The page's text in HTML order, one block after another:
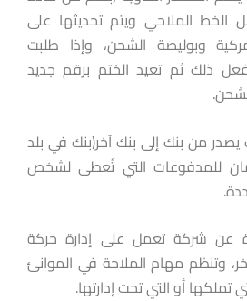
الملاحي ويتم تحديثها على
وبوليصة الشحن، وإذا طلبت
ذلك ثم تعيد الختم برقم جديد
من بنك إلى بنك آخر(بنك في بلد
للمدفوعات التي تُعطى لشخص
عن شركة تعمل على إدارة حركة
وتنظم مهام الملاحة في الموانئ
تملكها أو التي تحت إدارتها.